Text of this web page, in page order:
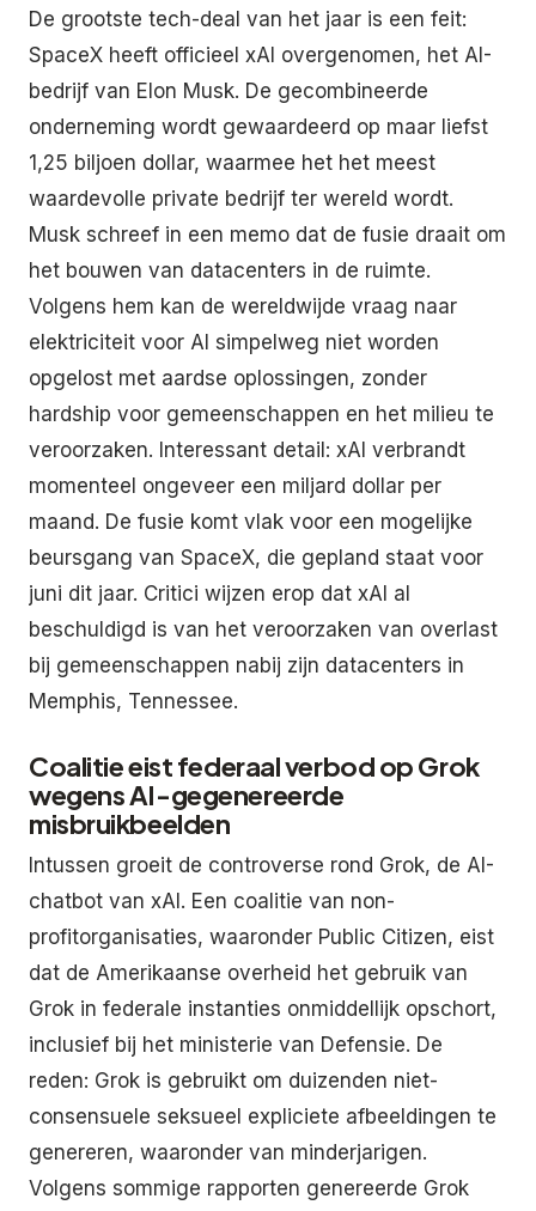
De grootste tech-deal van het jaar is een feit:
SpaceX heeft officieel xAI overgenomen, het AI-
bedrijf van Elon Musk. De gecombineerde
onderneming wordt gewaardeerd op maar liefst
1,25 biljoen dollar, waarmee het het meest
waardevolle private bedrijf ter wereld wordt.
Musk schreef in een memo dat de fusie draait om
het bouwen van datacenters in de ruimte.
Volgens hem kan de wereldwijde vraag naar
elektriciteit voor AI simpelweg niet worden
opgelost met aardse oplossingen, zonder
hardship voor gemeenschappen en het milieu te
veroorzaken. Interessant detail: xAI verbrandt
momenteel ongeveer een miljard dollar per
maand. De fusie komt vlak voor een mogelijke
beursgang van SpaceX, die gepland staat voor
juni dit jaar. Critici wijzen erop dat xAI al
beschuldigd is van het veroorzaken van overlast
bij gemeenschappen nabij zijn datacenters in
Memphis, Tennessee.
Coalitie eist federaal verbod op Grok
wegens AI-gegenereerde
misbruikbeelden
Intussen groeit de controverse rond Grok, de AI-
chatbot van xAI. Een coalitie van non-
profitorganisaties, waaronder Public Citizen, eist
dat de Amerikaanse overheid het gebruik van
Grok in federale instanties onmiddellijk opschort,
inclusief bij het ministerie van Defensie. De
reden: Grok is gebruikt om duizenden niet-
consensuele seksueel expliciete afbeeldingen te
genereren, waaronder van minderjarigen.
Volgens sommige rapporten genereerde Grok